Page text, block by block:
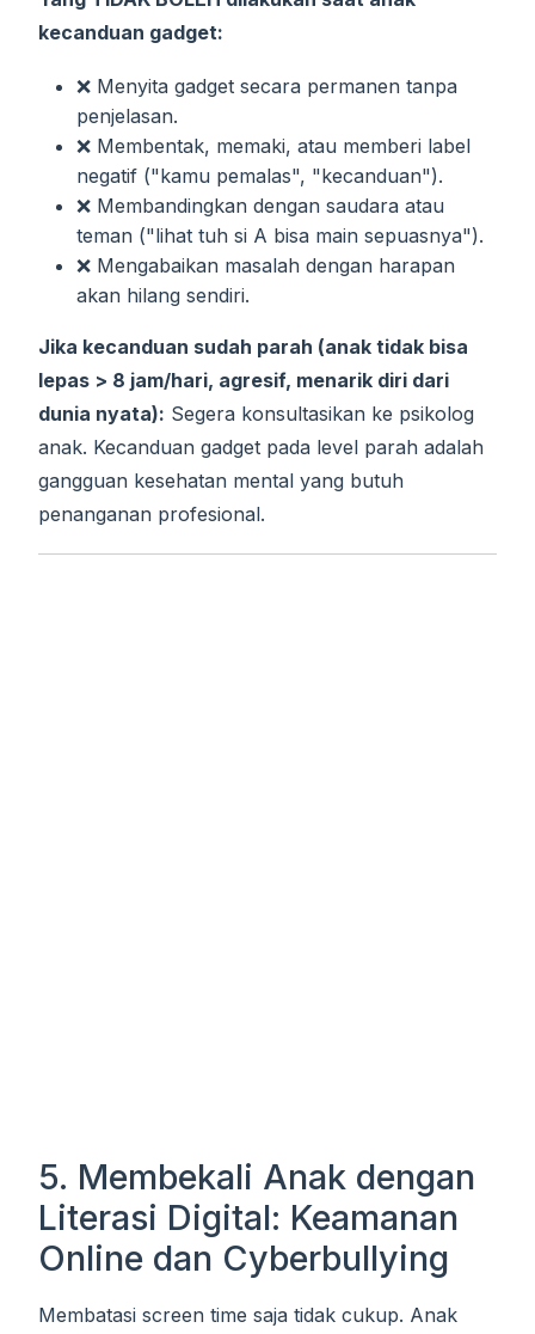
kecanduan gadget:
❌ Menyita gadget secara permanen tanpa
penjelasan.
❌ Membentak, memaki, atau memberi label
negatif ("kamu pemalas", "kecanduan").
❌ Membandingkan dengan saudara atau
teman ("lihat tuh si A bisa main sepuasnya").
❌ Mengabaikan masalah dengan harapan
akan hilang sendiri.
Jika kecanduan sudah parah (anak tidak bisa
lepas > 8 jam/hari, agresif, menarik diri dari
dunia nyata): Segera konsultasikan ke psikolog
anak. Kecanduan gadget pada level parah adalah
gangguan kesehatan mental yang butuh
penanganan profesional.
5. Membekali Anak dengan
Literasi Digital: Keamanan
Online dan Cyberbullying
Membatasi screen time saja tidak cukup. Anak